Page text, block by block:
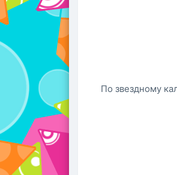
По звездному